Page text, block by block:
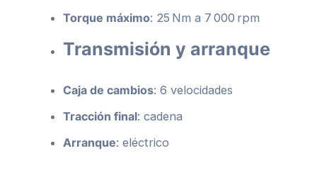
Torque máximo: 25 Nm a 7 000 rpm
Transmisión y arranque
Caja de cambios: 6 velocidades
Tracción final: cadena
Arranque: eléctrico